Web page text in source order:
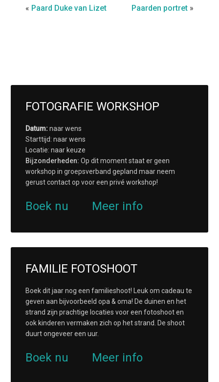
« Paard Duke van Lizet Paarden portret»
FOTOGRAFIE WORKSHOP
Datum:naar wens
Starttijd: naar wens
Locatie: naar keuze
Bijzonderheden: Op dit moment staat er geen
workshop in groepsverband gepland maar neem
gerust contact op voor een privé workshop!
Boek nu Meer info
FAMILIE FOTOSHOOT
Boek dit jaar nog een familieshoot! Leuk om cadeau te
geven aan bijvoorbeeld opa & oma! De duinen en het
strand zijn prachtige locaties voor een fotoshoot en
ook kinderen vermaken zich op het strand. De shoot
duurt ongeveer een uur.
Boek nu Meer info